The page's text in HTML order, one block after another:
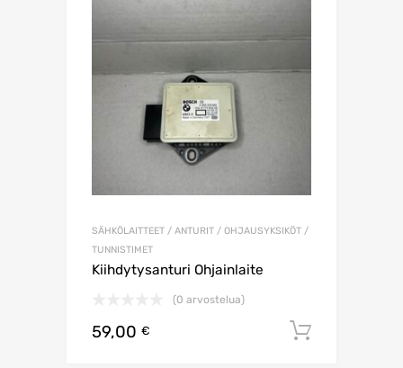
SÄHKÖLAITTEET / ANTURIT / OHJAUSYKSIKÖT /
TUNNISTIMET
Kiihdytysanturi Ohjainlaite
(0 arvostelua)
59,00 €